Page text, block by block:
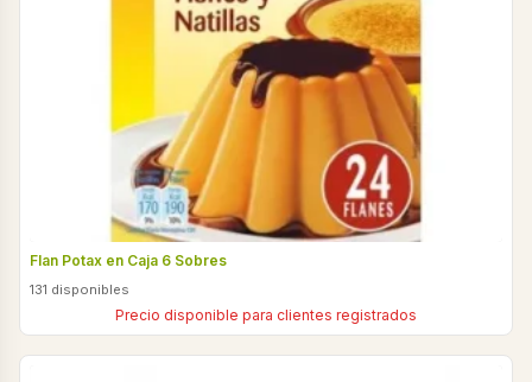
Flan Potax en Caja 6 Sobres
131 disponibles
Precio disponible para clientes registrados